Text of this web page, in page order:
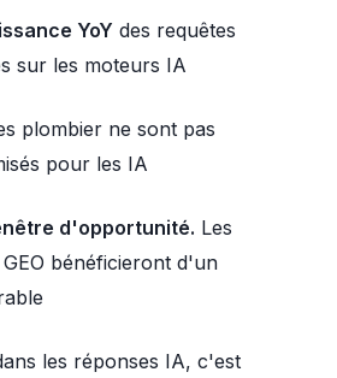
YoY des requêtes
sur les moteurs IA
plombier ne sont pas
pour les IA
d'opportunité. Les
bénéficieront d'un
les réponses IA, c'est